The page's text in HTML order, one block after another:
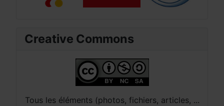
Creative Commons
Tous les éléments (photos, fichiers, articles, ...